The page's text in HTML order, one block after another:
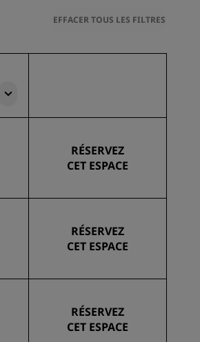
EFFACER TOUS LES FILTRES
RÉSERVEZ
CET ESPACE
RÉSERVEZ
CET ESPACE
RÉSERVEZ
CET ESPACE